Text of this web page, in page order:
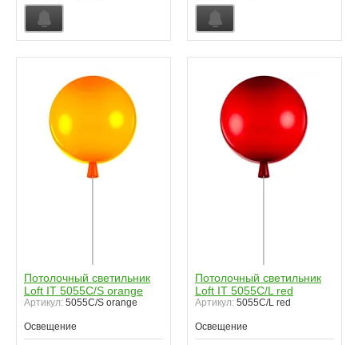
Потолочный светильник
Loft IT 5055C/S orange
Артикул: 5055C/S orange
Освещение
Потолочный светильник
Loft IT 5055C/L red
Артикул: 5055C/L red
Освещение